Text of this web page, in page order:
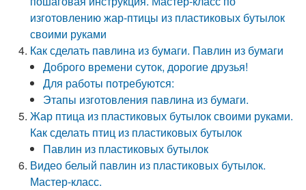
изготовлению жар-птицы из пластиковых бутылок
своими руками
Как сделать павлина из бумаги. Павлин из бумаги
Доброго времени суток, дорогие друзья!
Для работы потребуются:
Этапы изготовления павлина из бумаги.
Жар птица из пластиковых бутылок своими руками.
Как сделать птиц из пластиковых бутылок
Павлин из пластиковых бутылок
Видео белый павлин из пластиковых бутылок.
Мастер-класс.